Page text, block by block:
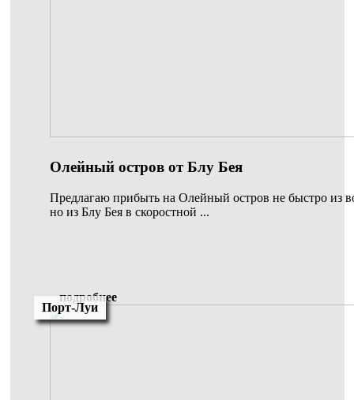
Олейный остров от Блу Бея
Предлагаю прибыть на Олейный остров не быстро из
но из Блу Бея в скоростной ...
подробнее
Порт-Луи